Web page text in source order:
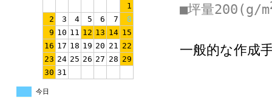
1
2
3 4 5 6 7
8
9 10 11 12 13 14 15
16 17 18 19 20 21
22
23 24 25 26 27 28 29
30 31
今日
■坪量200(g/m
一般的な作成